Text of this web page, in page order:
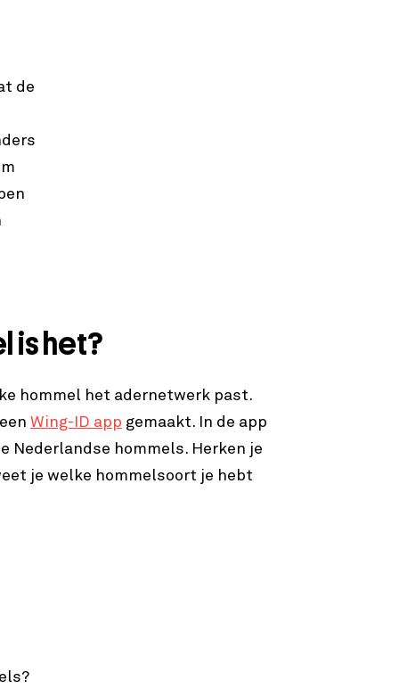
de
is het?
hommel het adernetwerk past.
Wing-ID app gemaakt. In de app
Nederlandse hommels. Herken je
je welke hommelsoort je hebt